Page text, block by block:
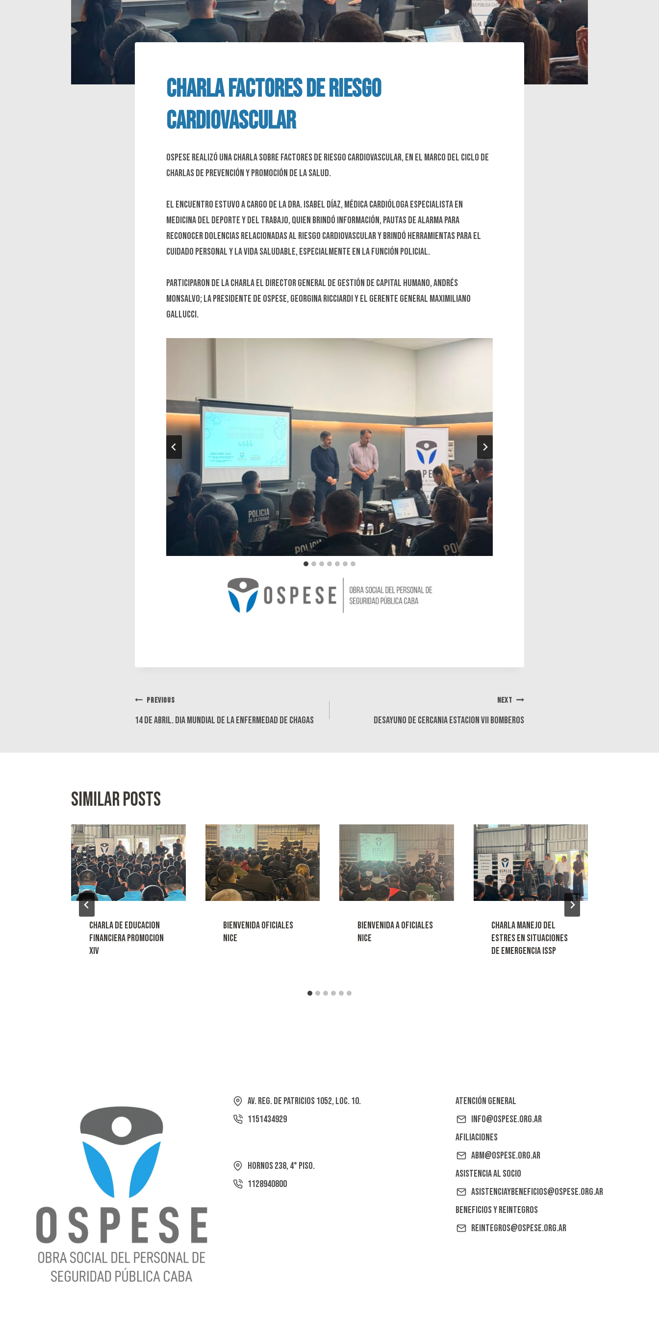
CHARLA FACTORES DE RIESGO
CARDIOVASCULAR
OSPESE realizó una charla sobre factores de riesgo cardiovascular, en el marco del ciclo de
charlas de prevención y promoción de la salud.
El encuentro estuvo a cargo de la Dra. Isabel Díaz, médica cardióloga especialista en
medicina del deporte y del trabajo, quien brindó información, pautas de alarma para
reconocer dolencias relacionadas al riesgo cardiovascular y brindó herramientas para el
cuidado personal y la vida saludable, especialmente en la función policial.
participaron de la charla el Director General de Gestión de Capital Humano, Andrés
Monsalvo; la Presidente de Ospese, Georgina Ricciardi y el Gerente General Maximiliano
Gallucci.
Navegación
PREVIOUS
14 de abril. dia mundial de la enfermedad de chagas
NEXT
DESAYUNO DE CERCANIA ESTACION VII BOMBEROS
Similar Posts
CHARLA DE EDUCACION
FINANCIERA PROMOCION
XIV
BIENVENIDA OFICIALES
NICE
BIENVENIDA A OFICIALES
NICE
CHARLA MANEJO DEL
ESTRES EN SITUACIONES
DE EMERGENCIA ISSP
Av. Reg. de Patricios 1052, Loc. 10.
1151434929
Hornos 238, 4° Piso.
1128940800
Atención General
info@ospese.org.ar
Afiliaciones
abm@ospese.org.ar
Asistencia al Socio
asistenciaybeneficios@ospese.org.ar
Beneficios y reintegros
reintegros@ospese.org.ar